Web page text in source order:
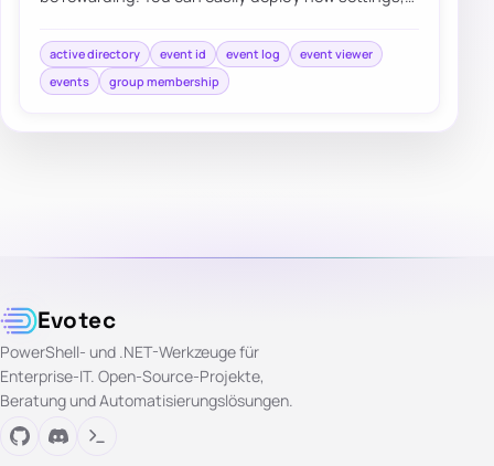
active directory event id event log
event viewer
events
group membership
Evotec
PowerShell- und .NET-Werkzeuge für
Enterprise-IT. Open-Source-Projekte,
Beratung und Automatisierungslösungen.